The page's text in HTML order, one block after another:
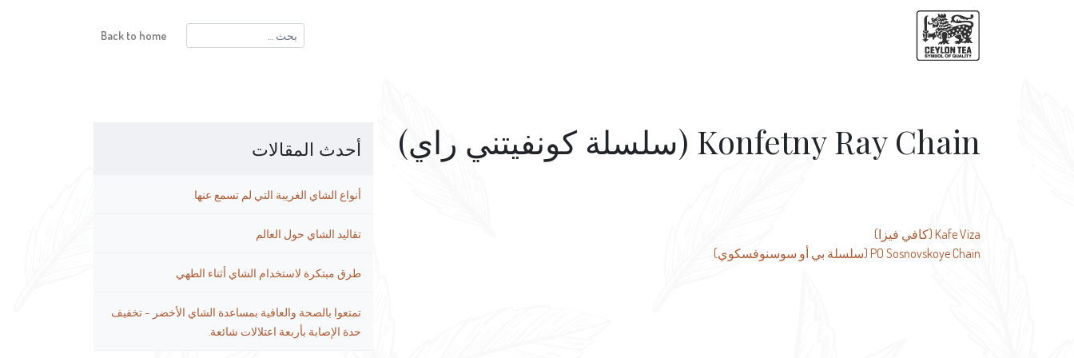
البحث
عن:
Back to home
أحدث المقالات
أنواع الشاي الغريبة التي لم تسمع عنها
تقاليد الشاي حول العالم
طرق مبتكرة لاستخدام الشاي أثناء الطهي
تمتعوا بالصحة والعافية بمساعدة الشاي الأخضر – تخفيف
حدة الإصابة بأربعة اعتلالات شائعة.
Konfetny Ray Chain (سلسلة كونفيتني راي)
تصفّح
المقالات
Kafe Viza (كافي فيزا)
PO Sosnovskoye Chain (سلسلة بي أو سوسنوفسكوي)